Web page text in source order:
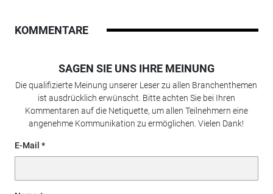
KOMMENTARE
SAGEN SIE UNS IHRE MEINUNG
Die qualifizierte Meinung unserer Leser zu allen Branchenthemen
ist ausdrücklich erwünscht. Bitte achten Sie bei Ihren
Kommentaren auf die Netiquette, um allen Teilnehmern eine
angenehme Kommunikation zu ermöglichen. Vielen Dank!
E-Mail